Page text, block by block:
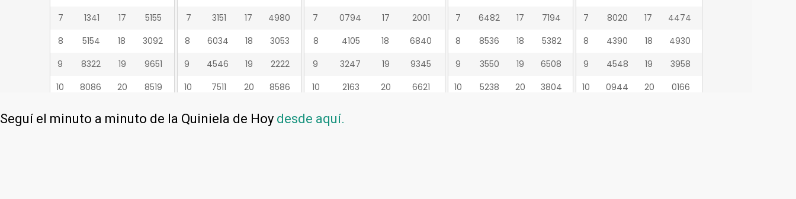
Seguí el minuto a minuto de la Quiniela de Hoy desde aquí.